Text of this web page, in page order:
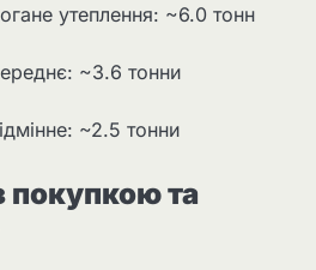
утеплення: ~6.0 тонн
~3.6 тонни
~2.5 тонни
покупкою та